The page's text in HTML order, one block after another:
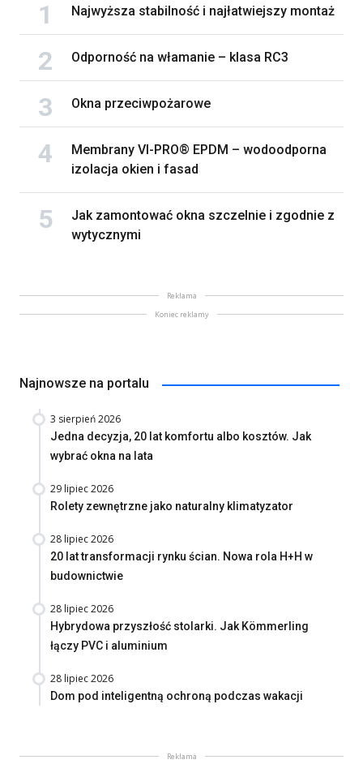
Najwyższa stabilność i najłatwiejszy montaż
Odporność na włamanie – klasa RC3
Okna przeciwpożarowe
Membrany VI-PRO® EPDM – wodoodporna
izolacja okien i fasad
Jak zamontować okna szczelnie i zgodnie z
wytycznymi
Reklama
Koniec reklamy
Najnowsze na portalu
3 sierpień 2026
Jedna decyzja, 20 lat komfortu albo kosztów. Jak
wybrać okna na lata
29 lipiec 2026
Rolety zewnętrzne jako naturalny klimatyzator
28 lipiec 2026
20 lat transformacji rynku ścian. Nowa rola H+H w
budownictwie
28 lipiec 2026
Hybrydowa przyszłość stolarki. Jak Kömmerling
łączy PVC i aluminium
28 lipiec 2026
Dom pod inteligentną ochroną podczas wakacji
Reklama